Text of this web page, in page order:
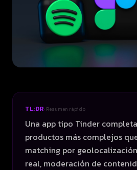
TL;DR· Resumen rápido
Una app tipo Tinder
productos más complejos
matching por
real, moderación de